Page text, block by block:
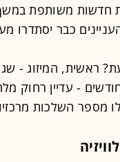
כבר יסתדרו
ראשית, המיזוג -
- עדיין רחוק
מספר השלכות